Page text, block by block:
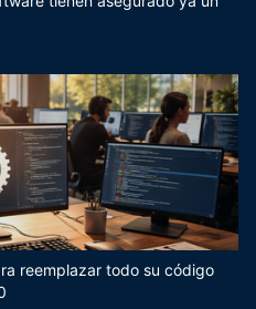
reemplazar todo su código